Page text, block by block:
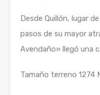
Desde Quillón, lugar
pasos de su mayor
Avendaño» llegó una
Tamaño terreno 1274